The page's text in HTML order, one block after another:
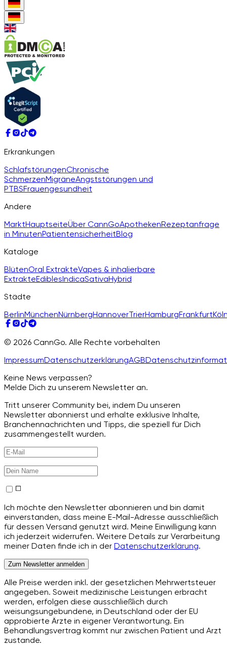
Erkrankungen
SchlafstörungenChronische
SchmerzenMigräneAngststörungen und
PTBSFrauengesundheit
Andere
MarktHauptseiteÜber CannGoApothekenRezeptanfrage
in MinutenPatientensicherheitBlog
Kataloge
BlütenOral ExtrakteVapes & inhalierbare
ExtrakteEdiblesIndicaSativaHybrid
Städte
BerlinMünchenNürnbergHannoverTrierHamburgFrankfurt
© 2026 CannGo. Alle Rechte vorbehalten
ImpressumDatenschutzerklärungAGB
Keine News verpassen?
Melde Dich zu unserem Newsletter an.
Tritt unserer Community bei, indem Du unseren
Newsletter abonnierst und erhalte exklusive Inhalte,
Branchennachrichten und Tipps, die speziell für Dich
zusammengestellt wurden.
Ich möchte den Newsletter abonnieren und bin damit
einverstanden, dass meine E-Mail-Adresse ausschließlich
für dessen Versand genutzt wird. Meine Einwilligung kann
ich jederzeit widerrufen. Weitere Details zur Verarbeitung
meiner Daten finde ich in der Datenschutzerklärung.
Zum Newsletter anmelden
Alle Preise werden inkl. der gesetzlichen Mehrwertsteuer
angegeben. Soweit medizinische Leistungen erbracht
werden, erfolgen diese ausschließlich durch
weisungsungebundene, in Deutschland oder der EU
approbierte Ärzte in eigener Verantwortung. Ein
Behandlungsvertrag kommt nur zwischen Patient und Arzt
zustande.